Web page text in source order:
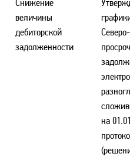
Снижение
величины
дебиторской
задолженности
на